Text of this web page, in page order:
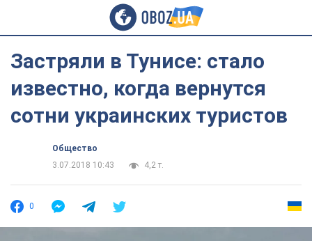
Застряли в Тунисе: стало
известно, когда вернутся
сотни украинских туристов
Общество
3.07.2018 10:43
4,2 т.
0